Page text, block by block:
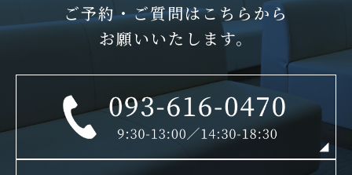
ご予約・ご質問はこちらから
お願いいたします。